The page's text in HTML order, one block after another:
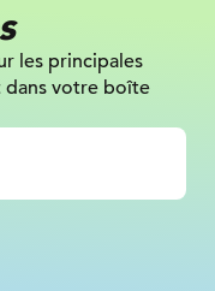
les principales
votre boîte